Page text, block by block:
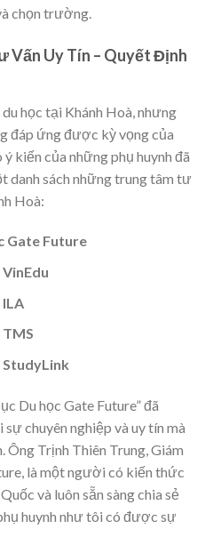
chọn trường.
Vấn Uy Tín – Quyết Định
học tại Khánh Hoà, nhưng
đáp ứng được kỳ vọng của
kiến của những phụ huynh đã
danh sách những trung tâm tư
Hoà:
Gate Future
Du học Gate Future” đã
chuyên nghiệp và uy tín mà
Ông Trịnh Thiên Trung, Giám
là một người có kiến thức
và luôn sẵn sàng chia sẻ
huynh như tôi có được sự